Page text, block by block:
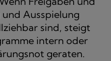
Ausspielung
sind, steigt
intern oder
geraten.